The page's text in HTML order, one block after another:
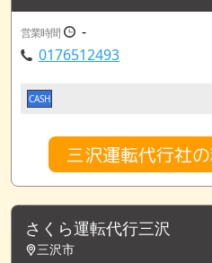
営業時間
-
0176512493
CASH
三沢運転代行社
さくら運転代行三沢
三沢市